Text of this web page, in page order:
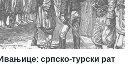
српско-турски рат